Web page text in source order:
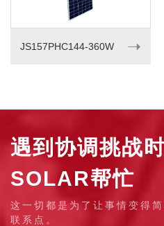
JS157PHC144-360W ➝
遇到协调挑战
SOLAR帮忙
这一切都是为了让事情变得
联系点。